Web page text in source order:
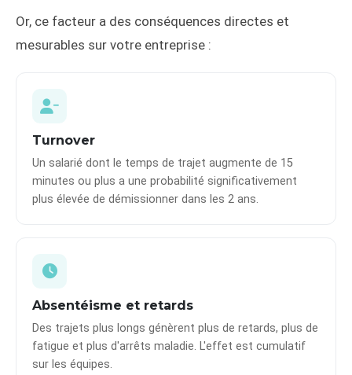
Or, ce facteur a des conséquences directes et
mesurables sur votre entreprise :
Turnover
Un salarié dont le temps de trajet augmente de 15
minutes ou plus a une probabilité significativement
plus élevée de démissionner dans les 2 ans.
Absentéisme et retards
Des trajets plus longs génèrent plus de retards, plus de
fatigue et plus d'arrêts maladie. L'effet est cumulatif
sur les équipes.